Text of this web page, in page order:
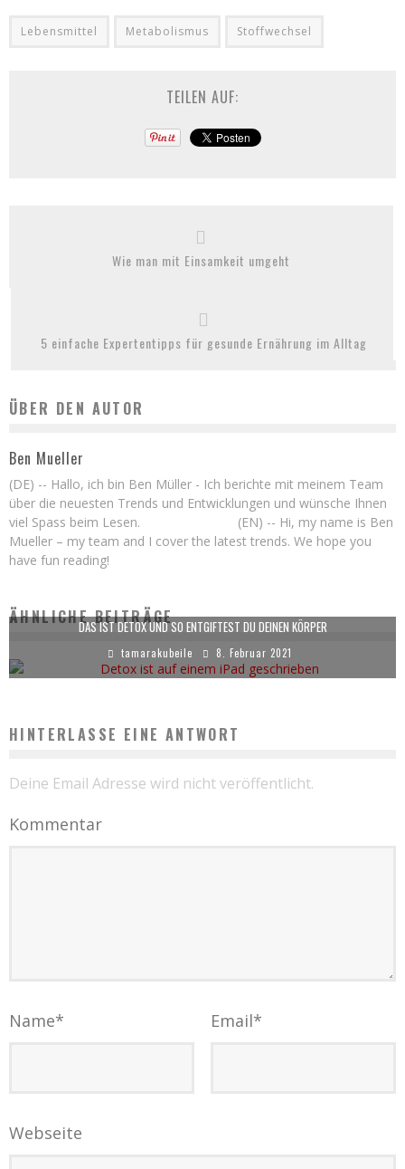
Lebensmittel Metabolismus Stoffwechsel
TEILEN AUF:
Wie man mit Einsamkeit umgeht
5 einfache Expertentipps für gesunde Ernährung im Alltag
ÜBER DEN AUTOR
Ben Mueller
(DE) -- Hallo, ich bin Ben Müller - Ich berichte mit meinem Team
über die neuesten Trends und Entwicklungen und wünsche Ihnen
viel Spass beim Lesen. (EN) -- Hi, my name is Ben
Mueller – my team and I cover the latest trends. We hope you
have fun reading!
ÄHNLICHE BEITRÄGE
DAS IST DETOX UND SO ENTGIFTEST DU DEINEN KÖRPER
tamarakubeile 8. Februar 2021
HINTERLASSE EINE ANTWORT
Deine Email Adresse wird nicht veröffentlicht.
Kommentar
Name* Email*
Webseite